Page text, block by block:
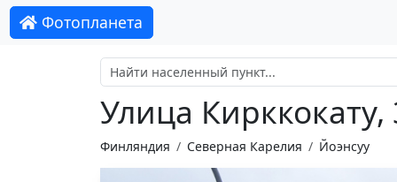
Фотопланета
Улица Кирккокату,
Финляндия Северная Карелия Йоэнсуу